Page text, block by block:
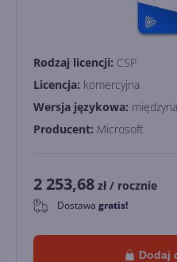
Rodzaj licencji: CSP
Licencja: komercyjna
Wersja językowa:
Producent: Microsoft
2 253,68 zł / rocznie
0 Dostawa gratis!
Dodaj